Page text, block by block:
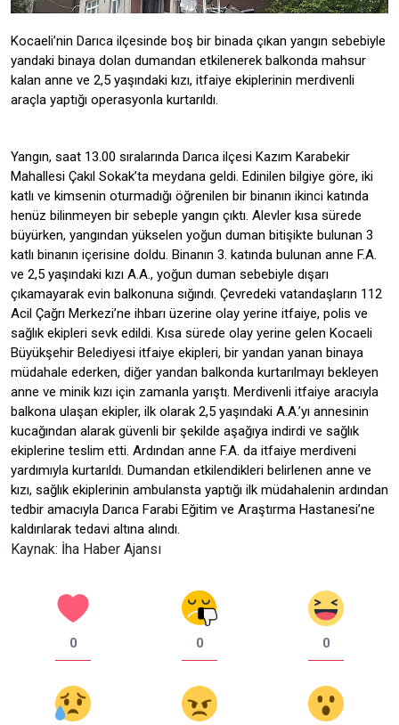
Kocaeli’nin Darıca ilçesinde boş bir binada çıkan yangın sebebiyle
yandaki binaya dolan dumandan etkilenerek balkonda mahsur
kalan anne ve 2,5 yaşındaki kızı, itfaiye ekiplerinin merdivenli
araçla yaptığı operasyonla kurtarıldı.
Yangın, saat 13.00 sıralarında Darıca ilçesi Kazım Karabekir
Mahallesi Çakıl Sokak’ta meydana geldi. Edinilen bilgiye göre, iki
katlı ve kimsenin oturmadığı öğrenilen bir binanın ikinci katında
henüz bilinmeyen bir sebeple yangın çıktı. Alevler kısa sürede
büyürken, yangından yükselen yoğun duman bitişikte bulunan 3
katlı binanın içerisine doldu. Binanın 3. katında bulunan anne F.A.
ve 2,5 yaşındaki kızı A.A., yoğun duman sebebiyle dışarı
çıkamayarak evin balkonuna sığındı. Çevredeki vatandaşların 112
Acil Çağrı Merkezi’ne ihbarı üzerine olay yerine itfaiye, polis ve
sağlık ekipleri sevk edildi. Kısa sürede olay yerine gelen Kocaeli
Büyükşehir Belediyesi itfaiye ekipleri, bir yandan yanan binaya
müdahale ederken, diğer yandan balkonda kurtarılmayı bekleyen
anne ve minik kızı için zamanla yarıştı. Merdivenli itfaiye aracıyla
balkona ulaşan ekipler, ilk olarak 2,5 yaşındaki A.A.’yı annesinin
kucağından alarak güvenli bir şekilde aşağıya indirdi ve sağlık
ekiplerine teslim etti. Ardından anne F.A. da itfaiye merdiveni
yardımıyla kurtarıldı. Dumandan etkilendikleri belirlenen anne ve
kızı, sağlık ekiplerinin ambulansta yaptığı ilk müdahalenin ardından
tedbir amacıyla Darıca Farabi Eğitim ve Araştırma Hastanesi’ne
kaldırılarak tedavi altına alındı.
Kaynak: İha Haber Ajansı
0 0 0